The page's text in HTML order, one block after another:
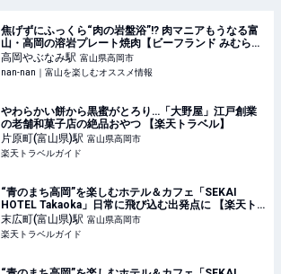
焦げずにふっくら“肉の岩盤浴”!? 肉マニアもうなる富
山・高岡の溶岩プレート焼肉【ビーフランド みむら】
｜グルメ｜nan-nan｜富山を楽しむオススメ情報
高岡やぶなみ駅 富山県高岡市
nan-nan｜富山を楽しむオススメ情報
やわらかい餅から黒蜜がとろり…「大野屋」江戸創業
の老舗和菓子店の絶品おやつ 【楽天トラベル】
片原町(富山県)駅 富山県高岡市
楽天トラベルガイド
“青のまち高岡”を楽しむホテル＆カフェ「SEKAI
HOTEL Takaoka」日常に飛び込む出発点に 【楽天ト
ラベル】
末広町(富山県)駅 富山県高岡市
楽天トラベルガイド